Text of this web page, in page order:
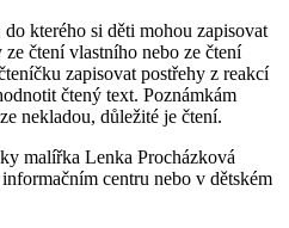
kterého si děti mohou zapisovat
čtení vlastního nebo ze čtení
zapisovat postřehy z reakcí
čtený text. Poznámkám
nekladou, důležité je čtení.
malířka Lenka Procházková
centru nebo v dětském